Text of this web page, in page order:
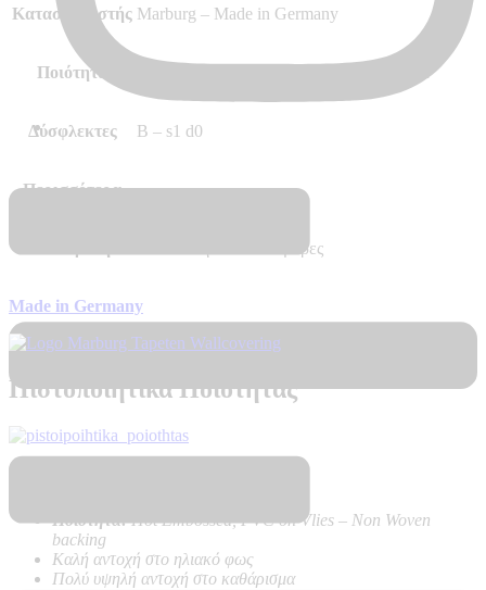
Κατασκευαστής Marburg – Made in Germany
Ποιότητα
Δύσφλεκτες B – s1 d0
Περισσότερα –
Αποστολή σε 7 – 10 μέρες
Made in Germany
Πιστοποιητικά Ποιότητας
Ποιότητα:Hot Embossed, PVC on Vlies – Non Woven
backing
Καλή αντοχή στο ηλιακό φως
Πολύ υψηλή αντοχή στο καθάρισμα